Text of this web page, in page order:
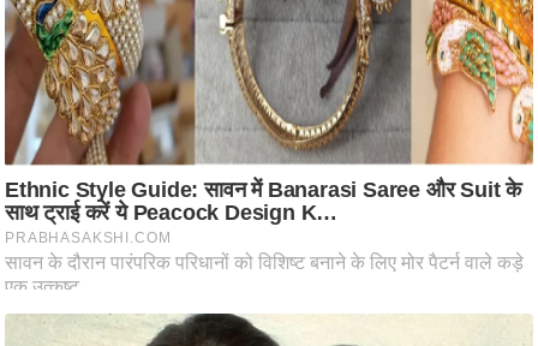
आ
र
आ
ई
.
चा
य
प